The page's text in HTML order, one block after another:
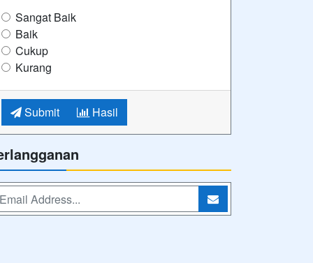
Sangat Baik
Baik
Cukup
Kurang
Submit Hasil